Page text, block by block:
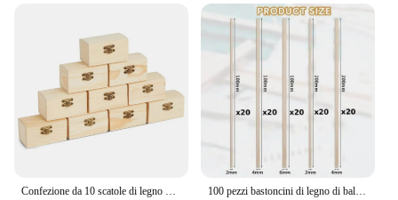
Confezione da 10 scatole di legno piccole con chiusura frontale tesoro verniciabile incompiuto per arti e mestieri fai da te festa di compleanno dei pirati di Halloween 100 pezzi bastoncini di legno di balsa aste di centraggio in legno quadrate strisce di legno non finite per la decorazione della casa delle bambole artigianato progetti artistici fai da te modelli